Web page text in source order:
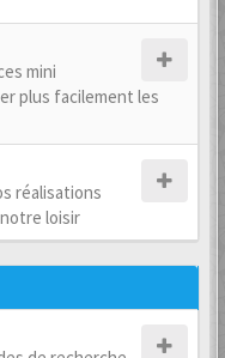
mini
plus facilement les
réalisations
loisir